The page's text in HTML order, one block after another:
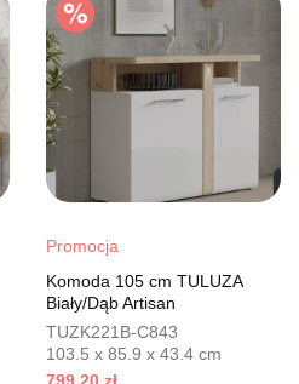
Promocja
Komoda 105 cm TULUZA
Biały/Dąb Artisan
TUZK221B-C843
103.5 x 85.9 x 43.4 cm